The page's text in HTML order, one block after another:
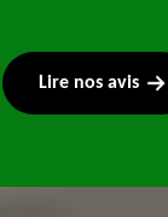
Lire nos avis